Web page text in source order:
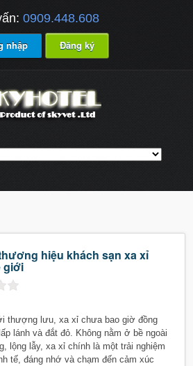
0909.448.608
nhập Đăng ký
hiệu khách sạn xa xỉ
giới
thượng lưu, xa xỉ chưa bao giờ đồng
lánh và đắt đỏ. Không nằm ở bề ngoài
lộng lẫy, xa xỉ chính là một trải nghiệm
tế, đáng nhớ và chạm đến cảm xúc